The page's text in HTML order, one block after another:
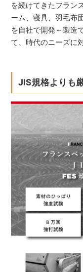
を続けてきたフラン
ーム、寝具、羽毛布
を自社で開発～製造
て、時代のニーズに
JIS規格よりも